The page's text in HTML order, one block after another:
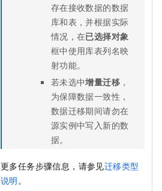
存在接收数据的数据
库和表，并根据实际
情况，在已选择对象
框中使用库表列名映
射功能。
若未选中增量迁移 ，
为保障数据一致性，
数据迁移期间请勿在
源实例中写入新的数
据。
更多任务步骤信息，请参见迁移类型
说明 。